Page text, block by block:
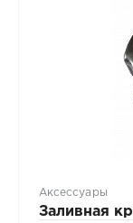
Аксессуары
Заливная